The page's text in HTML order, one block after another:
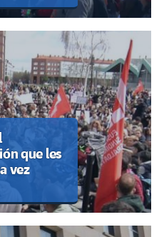
que les
vez